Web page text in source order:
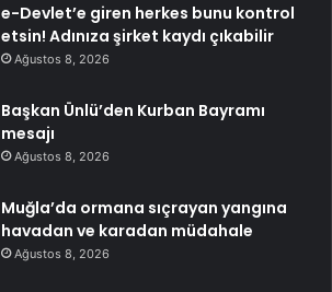
e-Devlet’e giren herkes bunu kontrol
etsin! Adınıza şirket kaydı çıkabilir
Ağustos 8, 2026
Başkan Ünlü’den Kurban Bayramı
mesajı
Ağustos 8, 2026
Muğla’da ormana sıçrayan yangına
havadan ve karadan müdahale
Ağustos 8, 2026